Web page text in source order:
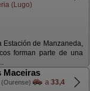
(Lugo)
de Manzaneda,
forman parte de una
Maceiras
(Ourense) a 33,4